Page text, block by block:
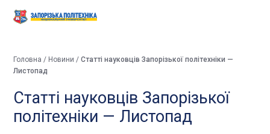
Головна / Новини /Статті науковців Запорізької політехніки —
Листопад
Статті науковців Запорізької
політехніки — Листопад